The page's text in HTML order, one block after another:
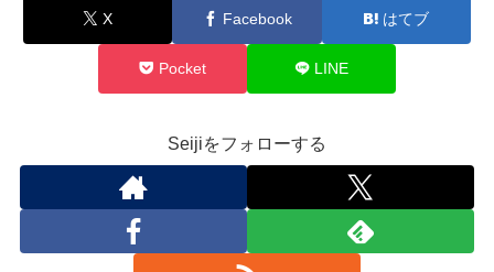
X Facebook はてブ
Pocket LINE
Seijiをフォローする